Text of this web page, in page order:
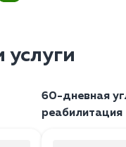
60-дневная
реабилитация